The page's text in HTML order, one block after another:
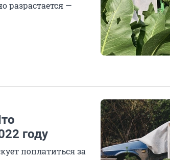
разрастается —
году
поплатиться за